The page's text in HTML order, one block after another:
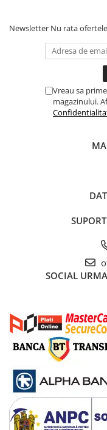
Newsletter Nu rata
Vreau sa
magazinului.
SOCIAL